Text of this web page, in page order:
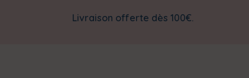
Livraison offerte dès 100€.